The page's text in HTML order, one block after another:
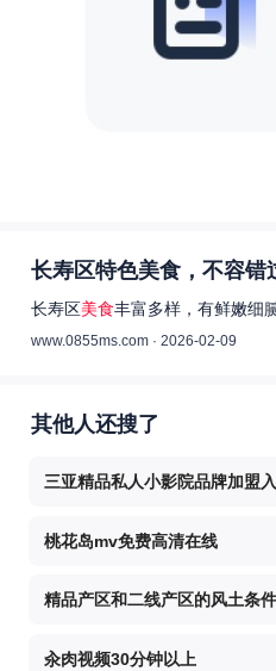
长寿区特色美食，不容错
长寿区美食丰富多样，有鲜嫩细
www.0855ms.com · 2026-02-09
其他人还搜了
三亚精品私人小影院品牌加盟
桃花岛mv免费高清在线
精品产区和二线产区的风土条件
汆肉视频30分钟以上